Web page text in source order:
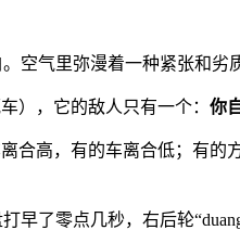
空气里弥漫着一种紧张和劣
），它的敌人只有一个： 你
合高，有的车离合低；有
了零点几秒，右后轮